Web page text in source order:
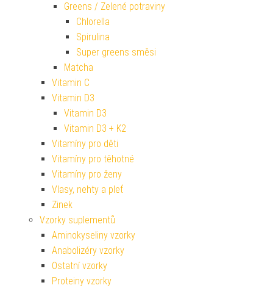
Greens / Zelené potraviny
Chlorella
Spirulina
Super greens směsi
Matcha
Vitamin C
Vitamin D3
Vitamin D3
Vitamin D3 + K2
Vitamíny pro děti
Vitamíny pro těhotné
Vitamíny pro ženy
Vlasy, nehty a pleť
Zinek
Vzorky suplementů
Aminokyseliny vzorky
Anabolizéry vzorky
Ostatní vzorky
Proteiny vzorky